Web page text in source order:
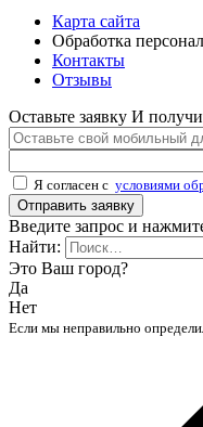
Карта сайта
Обработка
Контакты
Отзывы
Оставьте заявку И
Я согласен с условиями
Отправить заявку
Введите запрос и
Найти:
Это Ваш город?
Да
Нет
Если мы неправильно